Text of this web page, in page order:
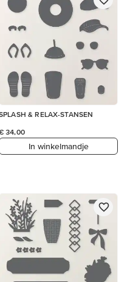
& RELAX-STANSEN
34,00
In winkelmandje